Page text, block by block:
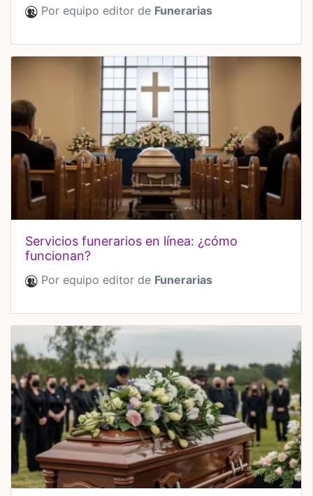
Por equipo editor de Funerarias
servicios funerarios en línea: ¿cómo
funcionan?
Por equipo editor de Funerarias